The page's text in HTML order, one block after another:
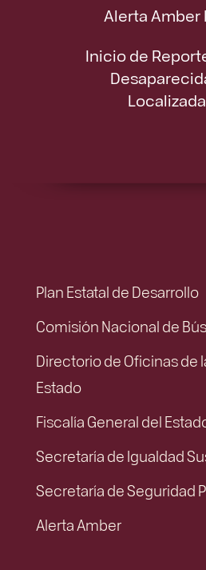
Alerta Amber
Inicio de
Localizada
Plan Estatal de Desarrollo
Comisión Nacional de
Directorio de Oficinas de
Estado
Fiscalía General del
Secretaría de Igualdad
Secretaría de Seguridad
Alerta Amber